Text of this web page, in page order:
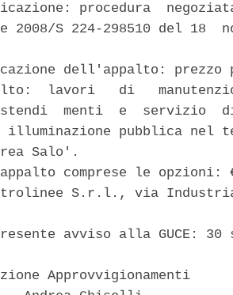
procedura
S 224-298510 del 18
dell'appalto: prezzo
lavori   di
menti  e  servizio
pubblica nel
Salo'.
comprese le opzioni:
S.r.l., via
avviso alla GUCE: 30
Approvvigionamenti